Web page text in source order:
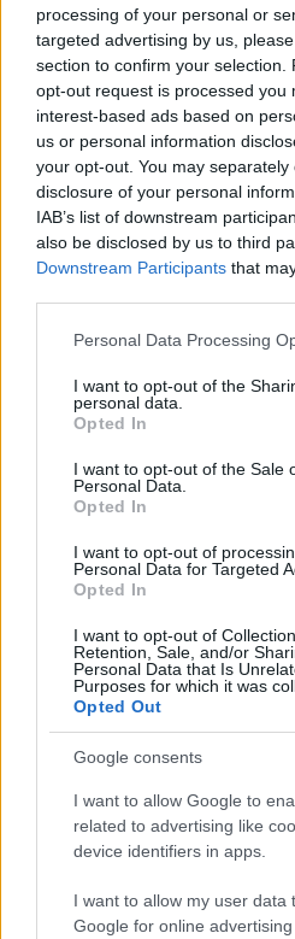
processing of your personal or
targeted advertising by us,
section to confirm your selection.
opt-out request is processed you
interest-based ads based on
us or personal information
your opt-out. You may
disclosure of your personal
IAB’s list of downstream
also be disclosed by us to third
Downstream Participants that
Please note that this website/app
not limited to your visit or usage
grant or deny consent to Google
use your data for below specified
consent section.
Personal Data Processing
I want to opt-out of the
personal data.
Opted In
I want to opt-out of the Sale
Personal Data.
Opted In
I want to opt-out of
Personal Data for Targeted
Opted In
I want to opt-out of
Retention, Sale, and/or
Personal Data that Is
Purposes for which it was
Opted Out
Google consents
I want to allow Google to
related to advertising like
device identifiers in apps.
I want to allow my user data
Google for online advertising
Continua a leggere
LIFESTYLE
Copenhagen Fashion Week
rivoluzionando la moda